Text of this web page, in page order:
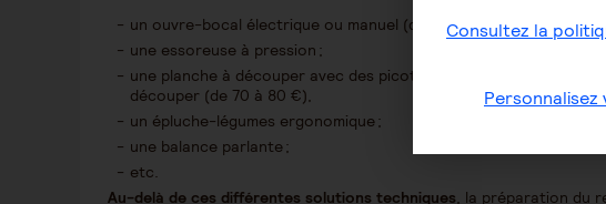
un ouvre-bocal électrique ou manuel (de 15 à 50 €) ;
une essoreuse à pression ;
une planche à découper avec des picots ou des pinces
découper (de 70 à 80 €),
un épluche-légumes ergonomique ;
une balance parlante ;
etc.
Au-delà de ces différentes solutions techniques, la préparation du
Consultez la
Personnalisez